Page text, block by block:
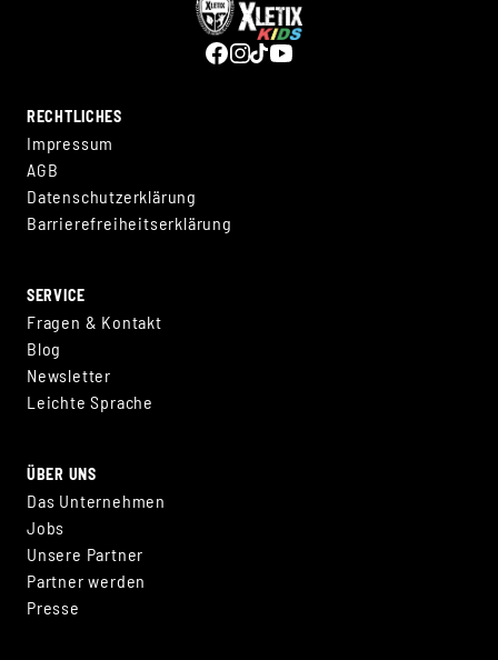
RECHTLICHES
Impressum
AGB
Datenschutzerklärung
Barrierefreiheitserklärung
SERVICE
Fragen & Kontakt
Blog
Newsletter
Leichte Sprache
ÜBER UNS
Das Unternehmen
Jobs
Unsere Partner
Partner werden
Presse